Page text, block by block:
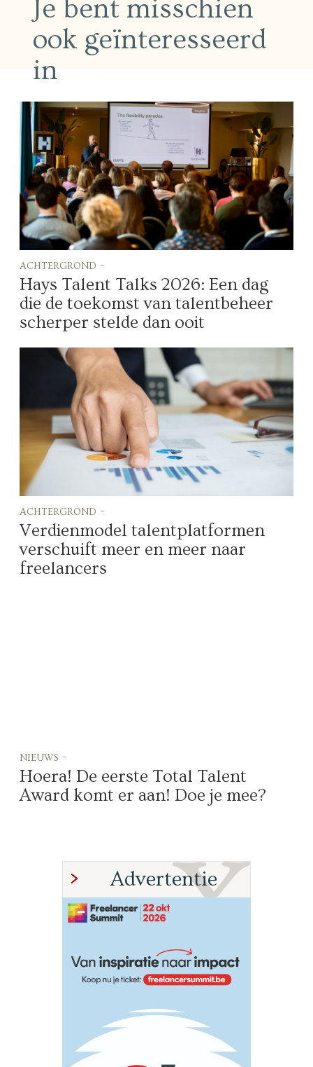
Je bent misschien
ook geïnteresseerd
in
achtergrond -
Hays Talent Talks 2026: Een dag
die de toekomst van talentbeheer
scherper stelde dan ooit
achtergrond -
Verdienmodel talentplatformen
verschuift meer en meer naar
freelancers
nieuws -
Hoera! De eerste Total Talent
Award komt er aan! Doe je mee?
Advertentie